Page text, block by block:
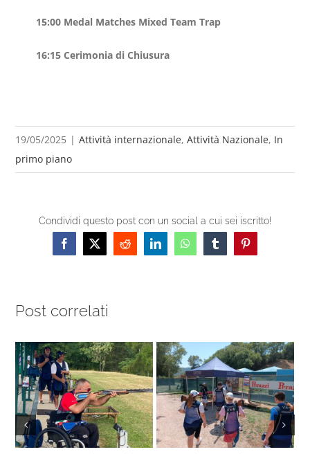
15:00 Medal Matches Mixed Team Trap
16:15 Cerimonia di Chiusura
19/05/2025 | Attività internazionale,Attività Nazionale, In
primo piano
Condividi questo post con un social a cui sei iscritto!
Facebook
X RedditLinkedInWhatsAppTumblrPinterest
Post correlati